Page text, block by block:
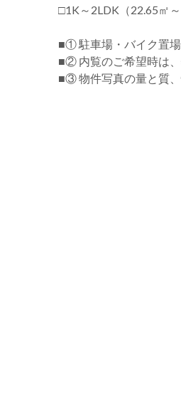
□1K～2LDK（22.65㎡～
■① 駐車場・バイク置場
■② 内覧のご希望時は、
■③ 物件写真の量と質、